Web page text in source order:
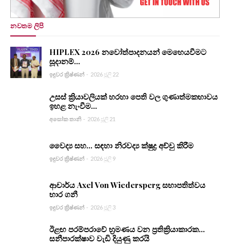
නවතම ලිපි
HIPLEX 2026 නවෝත්පාදනයන් මෙහෙයවීමට
සූදානම්...
ඉඳුවර ක්‍රිෂ්ණන් - 2026 ජූලි 22
උසස් ක්‍රියාවලියක් හරහා පෙති වල ගුණාත්මකභාවය
ඉහළ නැංවීම...
අසෝක තානි - 2026 ජූලි 21
වෛද්‍ය සහ... සඳහා නිරවද්‍ය ක්ෂුද්‍ර අච්චු කිරීම
ඉඳුවර ක්‍රිෂ්ණන් - 2026 ජූලි 9
ආචාර්ය Axel Von Wiedersperg සභාපතිත්වය
භාර ගනී
ඉඳුවර ක්‍රිෂ්ණන් - 2026 ජූලි 3
ඊළඟ පරම්පරාවේ භ්‍රමණය වන ප්‍රතික්‍රියාකාරක...
සනීපාරක්ෂාව වැඩි දියුණු කරයි